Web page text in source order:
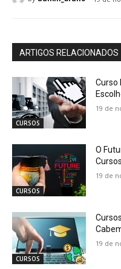
ARTIGOS RELACIONADOS
CURSOS
Curso
19 de
CURSOS
O
19 de
CURSOS
19 de